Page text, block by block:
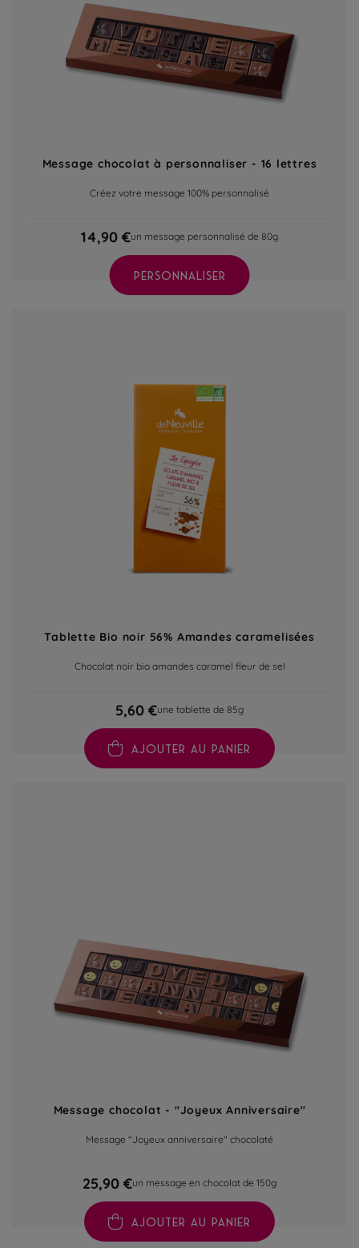
Message chocolat à personnaliser - 16 lettres
Créez votre message 100% personnalisé
14,90 €un message personnalisé de 80g
PERSONNALISER
Tablette Bio noir 56% Amandes caramelisées
Chocolat noir bio amandes caramel fleur de sel
5,60 €une tablette de 85g
AJOUTER AU PANIER
Message chocolat - "Joyeux Anniversaire"
Message "Joyeux anniversaire" chocolaté
25,90 €un message en chocolat de 150g
AJOUTER AU PANIER